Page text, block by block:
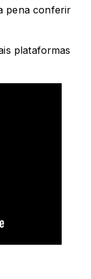
pena conferir
plataformas